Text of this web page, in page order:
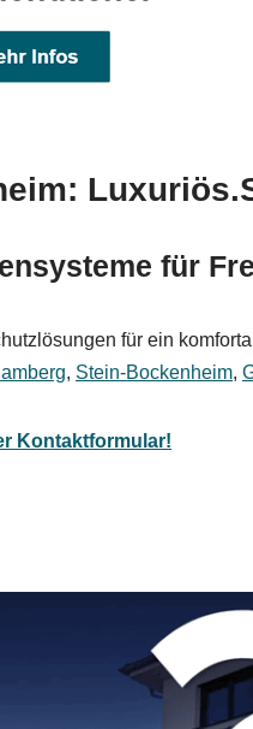
für
für ein
, Stein-Bockenheim,
Kontaktformular!